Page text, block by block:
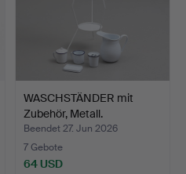
WASCHSTÄNDER mit
Zubehör, Metall.
Beendet 27. Jun 2026
7 Gebote
64 USD